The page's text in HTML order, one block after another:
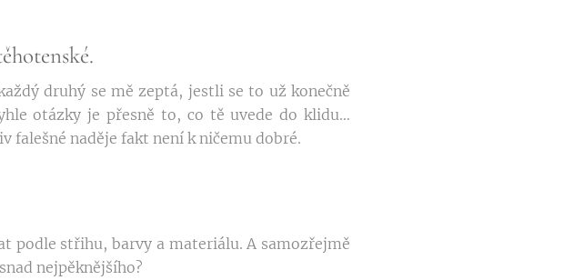
druhý se mě zeptá, jestli se to už konečně
otázky je přesně to, co tě uvede do klidu…
falešné naděje fakt není k ničemu dobré.
podle střihu, barvy a materiálu. A samozřejmě
nejpěknějšího?